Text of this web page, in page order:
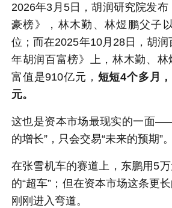
2026年3月5日，胡润研究院发布
豪榜》，林木勤、林煜鹏父子
位；而在2025年10月28日，胡
年胡润百富榜》上，林木勤、
富值是910亿元， 短短4个多月
元。
这也是资本市场最现实的一面
的增长”，只会交易“未来的预期”。
在张雪机车的赛道上，东鹏用5
的“超车”；但在资本市场这条更
刚刚进入弯道。